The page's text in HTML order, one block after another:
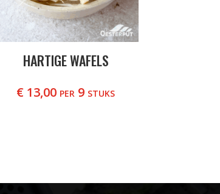
HARTIGE WAFELS
€ 13,00 per 9 stuks